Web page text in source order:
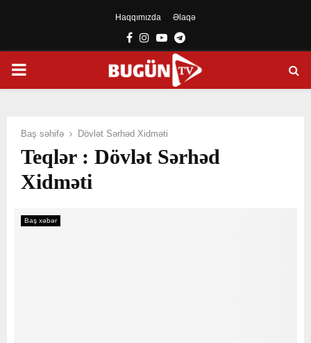
Haqqımızda Əlaqə
Facebook
Instagram
YoutubeTelegram
PRIMARY
Baş səhifə Dövlət Sərhəd Xidməti
Teqlər : Dövlət Sərhəd
Xidməti
Baş xəbər